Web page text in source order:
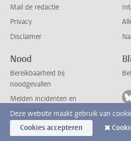
Mail de redactie
Privacy
Disclaimer
Nood
Bereikbaarheid bij
noodgevallen
Melden incidenten en
ongevallen
Deze website maakt gebruik van
Cookies accepteren